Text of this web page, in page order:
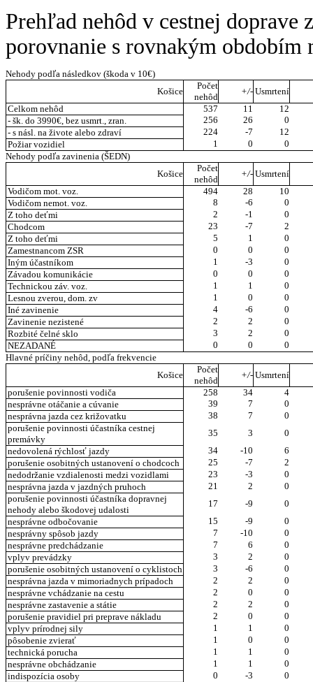
Prehľad nehôd v cestnej doprave
porovnanie s rovnakým
Nehody podľa následkov (škoda v 10€)
Košice
Počet
nehôd
+/- Usmrtení
Celkom nehôd
537 11
12
- šk. do 3990€, bez usmrt., zran.
256 26
0
- s násl. na živote alebo zdraví
224 -7
12
Požiar vozidiel
1 0
0
Nehody podľa zavinenia (ŠEDN)
Košice
Počet
nehôd
+/- Usmrtení
Vodičom mot. voz.
494 28
10
Vodičom nemot. voz.
8 -6
0
Z toho deťmi
2 -1
0
Chodcom
23 -7
2
Z toho deťmi
5 1
0
Zamestnancom ZSR
0 0
0
Iným účastníkom
1 -3
0
Závadou komunikácie
0 0
0
Technickou záv. voz.
1 1
0
Lesnou zverou, dom. zv
1 0
0
Iné zavinenie
4 -6
0
Zavinenie nezistené
2 2
0
Rozbité čelné sklo
3 2
0
NEZADANÉ
0 0
0
Hlavné príčiny nehôd, podľa frekvencie
Košice
Počet
nehôd
+/- Usmrtení
porušenie povinnosti vodiča
258 34
4
nesprávne otáčanie a cúvanie
39 7
0
nesprávna jazda cez križovatku
38 7
0
porušenie povinnosti účastníka cestnej
premávky
35 3
0
nedovolená rýchlosť jazdy
34 -10
6
porušenie osobitných ustanovení o chodcoch
25 -7
2
nedodržanie vzdialenosti medzi vozidlami
23 -3
0
nesprávna jazda v jazdných pruhoch
21 2
0
porušenie povinnosti účastníka dopravnej
nehody alebo škodovej udalosti
17 -9
0
nesprávne odbočovanie
15 -9
0
nesprávny spôsob jazdy
7 -10
0
nesprávne predchádzanie
7 6
0
vplyv prevádzky
3 2
0
porušenie osobitných ustanovení o cyklistoch
3 -6
0
nesprávna jazda v mimoriadnych prípadoch
2 2
0
nesprávne vchádzanie na cestu
2 0
0
nesprávne zastavenie a státie
2 2
0
porušenie pravidiel pri preprave nákladu
2 0
0
vplyv prírodnej sily
1 1
0
pôsobenie zvierať
1 0
0
technická porucha
1 1
0
nesprávne obchádzanie
1 1
0
indispozícia osoby
0 -3
0